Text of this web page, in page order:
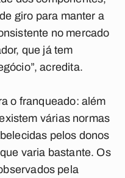
giro para manter a
no mercado
que já tem
acredita.
o franqueado: além
várias normas
pelos donos
varia bastante. Os
pela